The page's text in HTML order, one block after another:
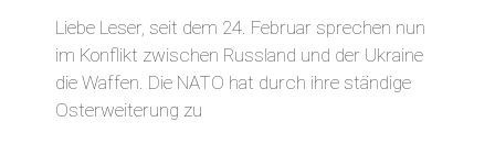
Liebe Leser, seit dem 24. Februar sprechen nun
im Konflikt zwischen Russland und der Ukraine
die Waffen. Die NATO hat durch ihre ständige
Osterweiterung zu